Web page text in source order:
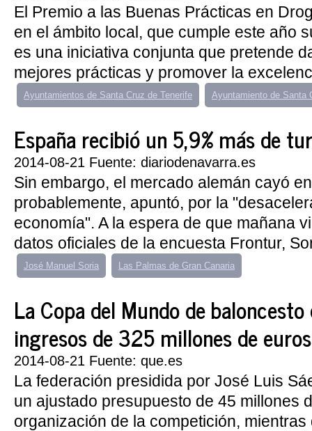
El Premio a las Buenas Prácticas en
en el ámbito local, que cumple este año
es una iniciativa conjunta que pretende
mejores prácticas y promover la
Ayuntamientos de Santa Cruz de Tenerife Ayuntamiento de Santa
España recibió un 5,9% más de
2014-08-21 Fuente: diariodenavarra.es
Sin embargo, el mercado alemán cayó
probablemente, apuntó, por la
economía". A la espera de que mañana
datos oficiales de la encuesta Frontur,
José Manuel Soria Las Palmas de Gran Canaria
La Copa del Mundo de
ingresos de 325 millones de
2014-08-21 Fuente: que.es
La federación presidida por José Luis
un ajustado presupuesto de 45 millones
organización de la competición,